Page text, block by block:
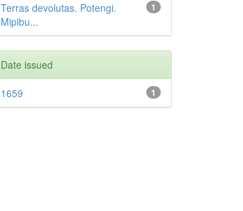
1
Terras devolutas. Potengi.
Mipibu...
Date issued
1
1659